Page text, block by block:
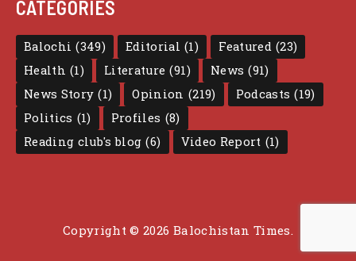
CATEGORIES
Balochi (349) Editorial (1) Featured (23)
Health (1) Literature (91) News (91)
News Story (1) Opinion (219) Podcasts (19)
Politics (1) Profiles (8)
Reading club's blog (6) Video Report (1)
Copyright © 2026 Balochistan Times.